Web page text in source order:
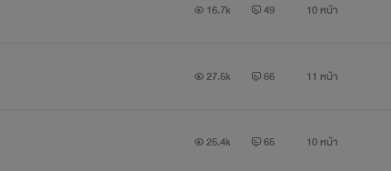
16.7k 49 10 หน้า
27.5k 66 11 หน้า
25.4k 65 10 หน้า